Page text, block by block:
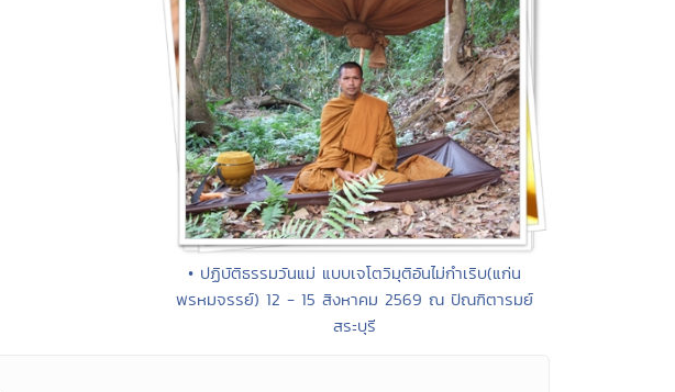
• ปฏิบัติธรรมวันแม่ แบบเจโตวิมุติอันไม่กำเริบ(แก่น
พรหมจรรย์) 12 - 15 สิงหาคม 2569 ณ ปัณฑิตารมย์
สระบุรี